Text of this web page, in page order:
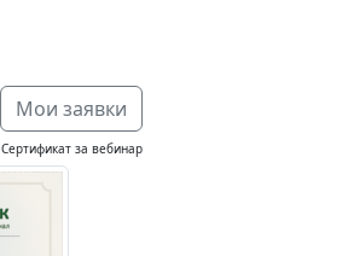
Мои заявки
Сертификат за вебинар